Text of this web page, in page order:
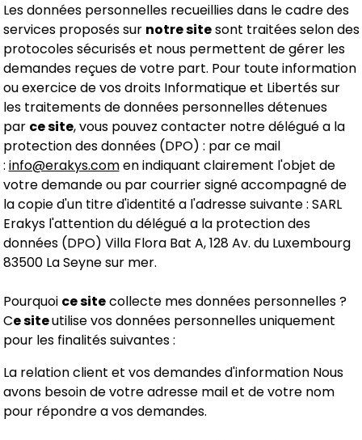
Les données personnelles recueillies dans le cadre des
services proposés sur notre sitesont traitées selon des
protocoles sécurisés et nous permettent de gérer les
demandes reçues de votre part. Pour toute information
ou exercice de vos droits Informatique et Libertés sur
les traitements de données personnelles détenues
par ce site, vous pouvez contacter notre délégué a la
protection des données (DPO) : par ce mail
: info@erakys.comen indiquant clairement l'objet de
votre demande ou par courrier signé accompagné de
la copie d'un titre d'identité a l'adresse suivante : SARL
Erakys l'attention du délégué a la protection des
données (DPO) Villa Flora Bat A, 128 Av. du Luxembourg
83500 La Seyne sur mer.
Pourquoi ce sitecollecte mes données personnelles ?
Ce siteutilise vos données personnelles uniquement
pour les finalités suivantes :
La relation client et vos demandes d'information Nous
avons besoin de votre adresse mail et de votre nom
pour répondre a vos demandes.